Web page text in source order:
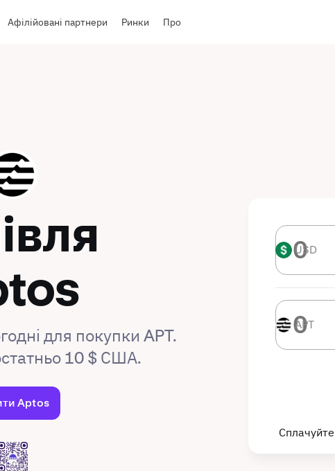
Афілійовані партнери Ринки Про
APT
для покупки APT.
10 $ США.
Aptos
USD USD
APT APT